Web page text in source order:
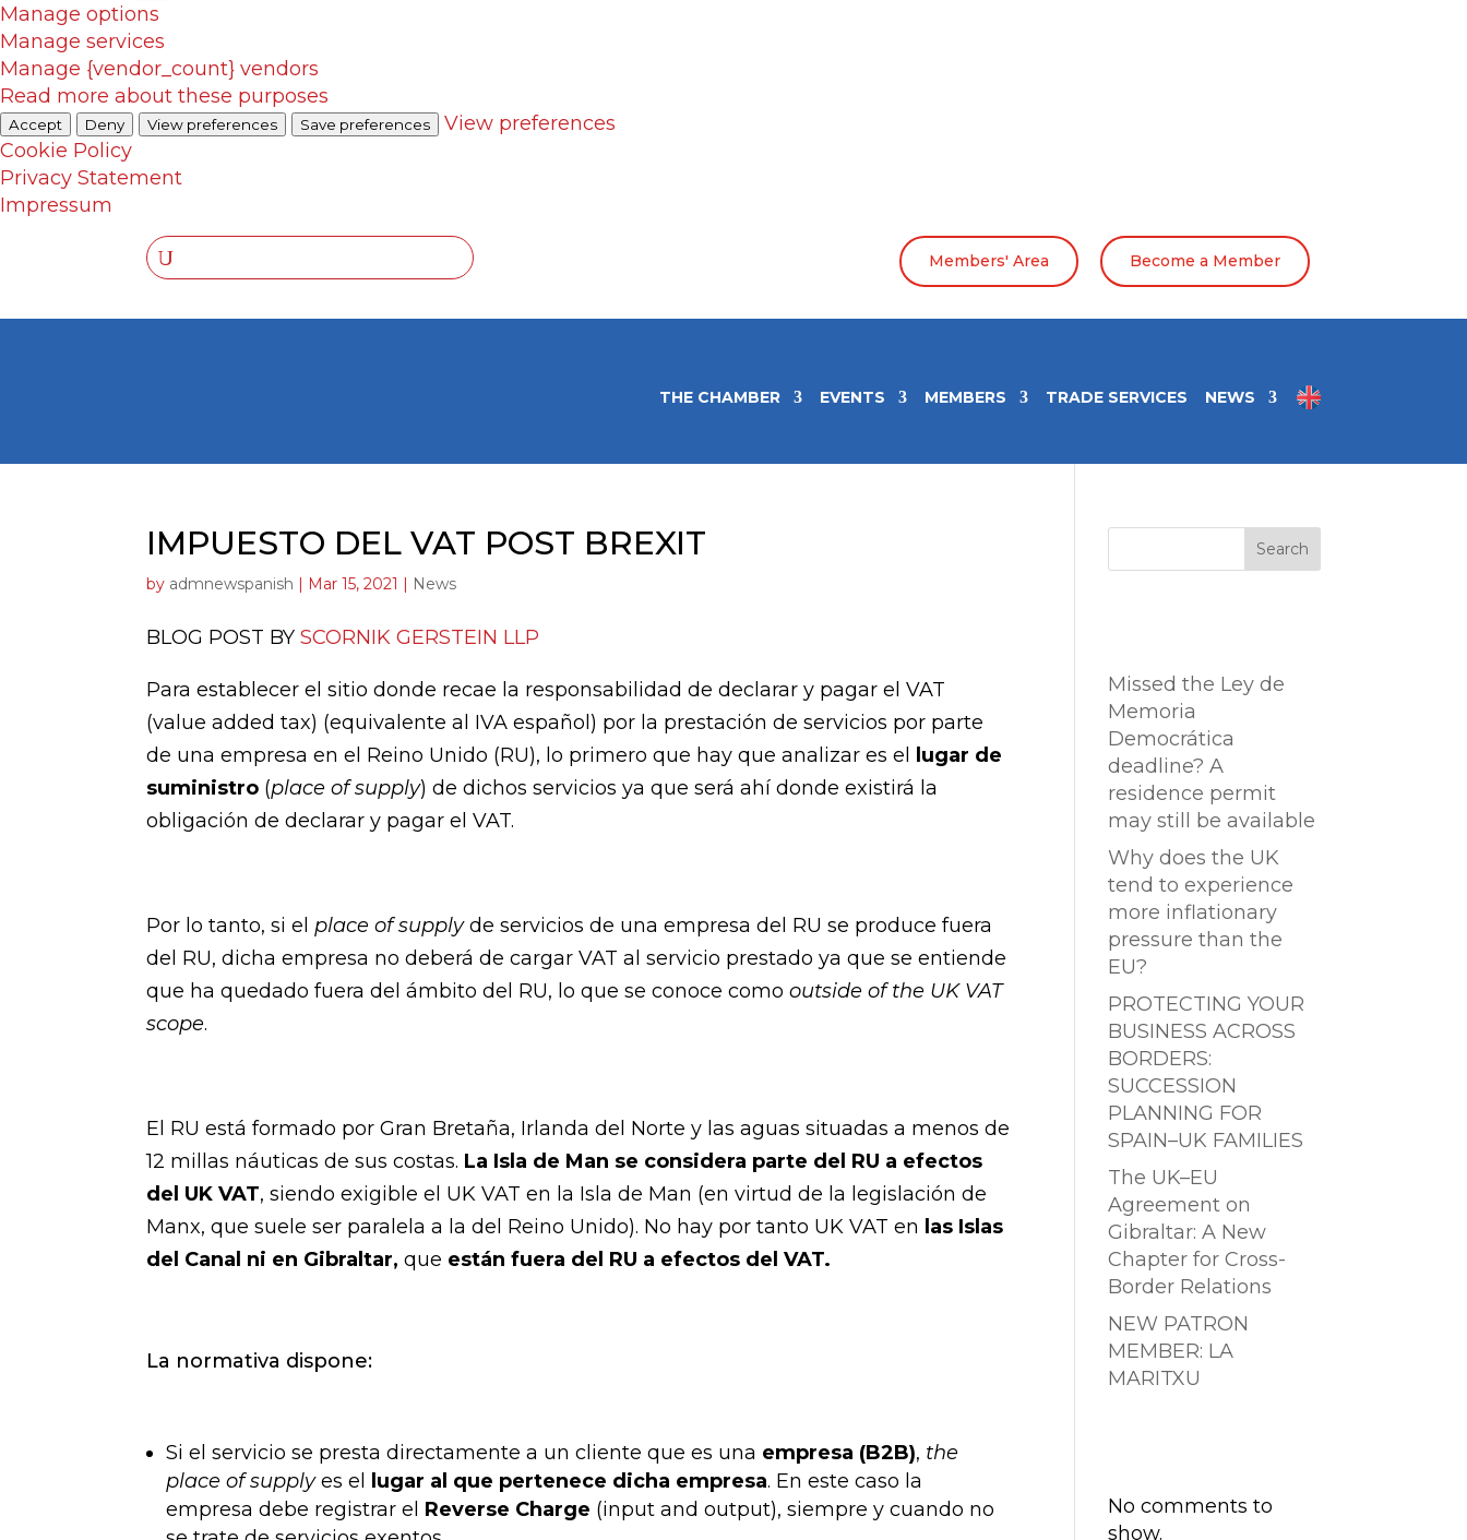
Manage options
Manage services
Manage {vendor_count} vendors
Read more about these purposes
Accept Deny View preferences Save preferences
View preferences
Cookie Policy
Privacy Statement
Impressum
Members' Area Become a Member
THE CHAMBER EVENTS MEMBERS TRADE SERVICES NEWS
IMPUESTO DEL VAT POST BREXIT
by admnewspanish | Mar 15, 2021 | News
BLOG POST BYSCORNIK GERSTEIN LLP
Para establecer el sitio donde recae la responsabilidad de declarar y pagar el VAT
(value added tax) (equivalente al IVA español) por la prestación de servicios por parte
de una empresa en el Reino Unido (RU), lo primero que hay que analizar es el
lugar de
suministro (place of supply) de dichos servicios ya que será ahí donde existirá la
obligación de declarar y pagar el VAT.
Por lo tanto, si el place of supplyde servicios de una empresa del RU se produce fuera
del RU, dicha empresa no deberá de cargar VAT al servicio prestado ya que se entiende
que ha quedado fuera del ámbito del RU, lo que se conoce comooutside of the UK VAT
scope.
El RU está formado por Gran Bretaña, Irlanda del Norte y las aguas situadas a menos de
12 millas náuticas de sus costas. La Isla de Man se considera parte del RU a efectos
del UK VAT, siendo exigible el UK VAT en la Isla de Man (en virtud de la legislación de
Manx, que suele ser paralela a la del Reino Unido). No hay por tanto UK VAT en las Islas
del Canal ni en Gibraltar, que están fuera del RU a efectos del VAT.
La normativa dispone:
Si el servicio se presta directamente a un cliente que es una empresa (B2B), the
place of supplyes el lugar al que pertenece dicha empresa. En este caso la
empresa debe registrar el Reverse Charge (input and output), siempre y cuando no
Search
Missed the Ley de
Memoria
Democrática
deadline? A
residence permit
may still be available
Why does the UK
tend to experience
more inflationary
pressure than the
EU?
PROTECTING YOUR
BUSINESS ACROSS
BORDERS:
SUCCESSION
PLANNING FOR
SPAIN–UK FAMILIES
The UK–EU
Agreement on
Gibraltar: A New
Chapter for Cross-
Border Relations
NEW PATRON
MEMBER: LA
MARITXU
No comments to
show.